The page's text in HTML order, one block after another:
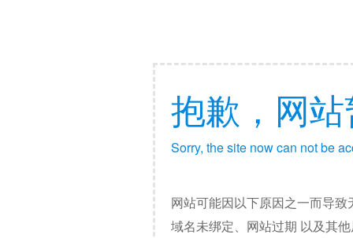
抱歉，网
Sorry, the site now can not be
网站可能因以下原因之一而导致
域名未绑定、网站过期 以及其